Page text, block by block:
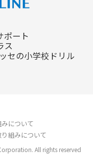
ポート
ス
セの小学校ドリル
All rights reserved
について
組みについて